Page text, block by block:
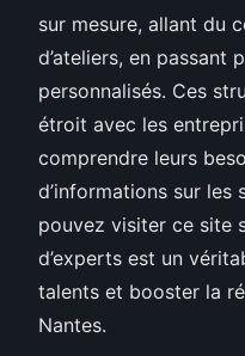
sur mesure, allant du
d’ateliers, en passant
personnalisés. Ces
étroit avec les
comprendre leurs
d’informations sur les
pouvez visiter ce site
d’experts est un
talents et booster la
Nantes.